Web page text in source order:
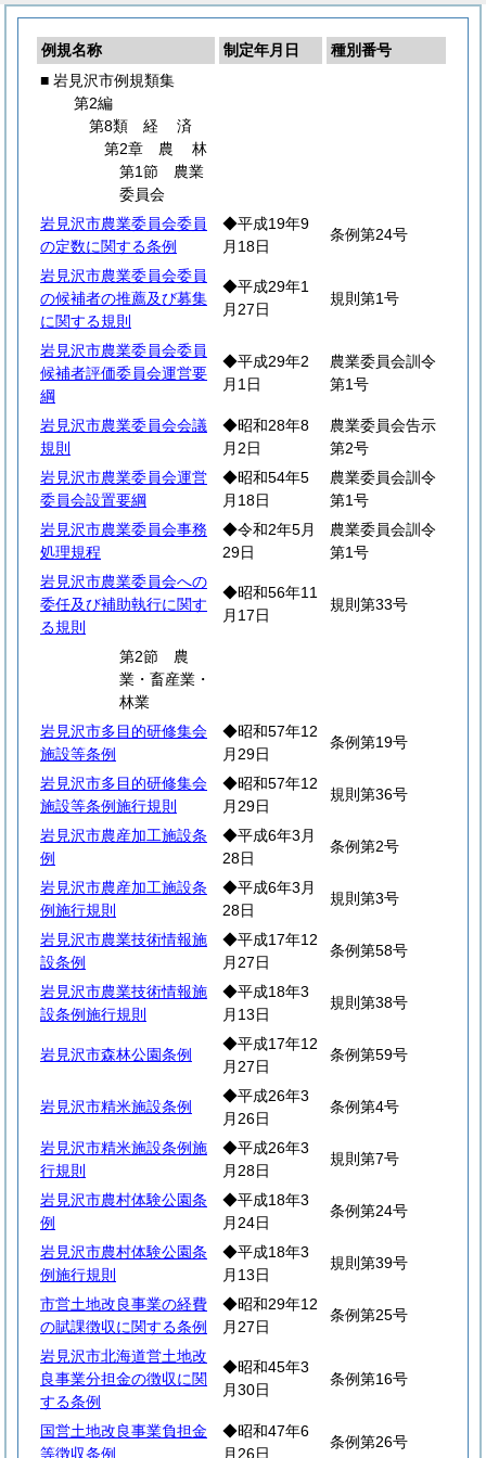
例規名称 制定年月日
種別番号
■ 岩見沢市例規類集
第2編
第8類 経済
第2章 農林
第1節 農業
委員会
岩見沢市農業委員会委員
の定数に関する条例
◆平成19年9
月18日
条例第24号
岩見沢市農業委員会委員
の候補者の推薦及び募集
に関する規則
◆平成29年1
月27日
規則第1号
岩見沢市農業委員会委員
候補者評価委員会運営要
綱
◆平成29年2
月1日
農業委員会訓令
第1号
岩見沢市農業委員会会議
規則
◆昭和28年8
月2日
農業委員会告示
第2号
岩見沢市農業委員会運営
委員会設置要綱
◆昭和54年5
月18日
農業委員会訓令
第1号
岩見沢市農業委員会事務
処理規程
◆令和2年5月
29日
農業委員会訓令
第1号
岩見沢市農業委員会への
委任及び補助執行に関す
る規則
◆昭和56年11
月17日
規則第33号
第2節 農
業・畜産業・
林業
岩見沢市多目的研修集会
施設等条例
◆昭和57年12
月29日
条例第19号
岩見沢市多目的研修集会
施設等条例施行規則
◆昭和57年12
月29日
規則第36号
岩見沢市農産加工施設条
例
◆平成6年3月
28日
条例第2号
岩見沢市農産加工施設条
例施行規則
◆平成6年3月
28日
規則第3号
岩見沢市農業技術情報施
設条例
◆平成17年12
月27日
条例第58号
岩見沢市農業技術情報施
設条例施行規則
◆平成18年3
月13日
規則第38号
岩見沢市森林公園条例
◆平成17年12
月27日
条例第59号
岩見沢市精米施設条例
◆平成26年3
月26日
条例第4号
岩見沢市精米施設条例施
行規則
◆平成26年3
月28日
規則第7号
岩見沢市農村体験公園条
例
◆平成18年3
月24日
条例第24号
岩見沢市農村体験公園条
例施行規則
◆平成18年3
月13日
規則第39号
市営土地改良事業の経費
の賦課徴収に関する条例
◆昭和29年12
月27日
条例第25号
岩見沢市北海道営土地改
良事業分担金の徴収に関
する条例
◆昭和45年3
月30日
条例第16号
国営土地改良事業負担金
等徴収条例
◆昭和47年6
月26日
条例第26号